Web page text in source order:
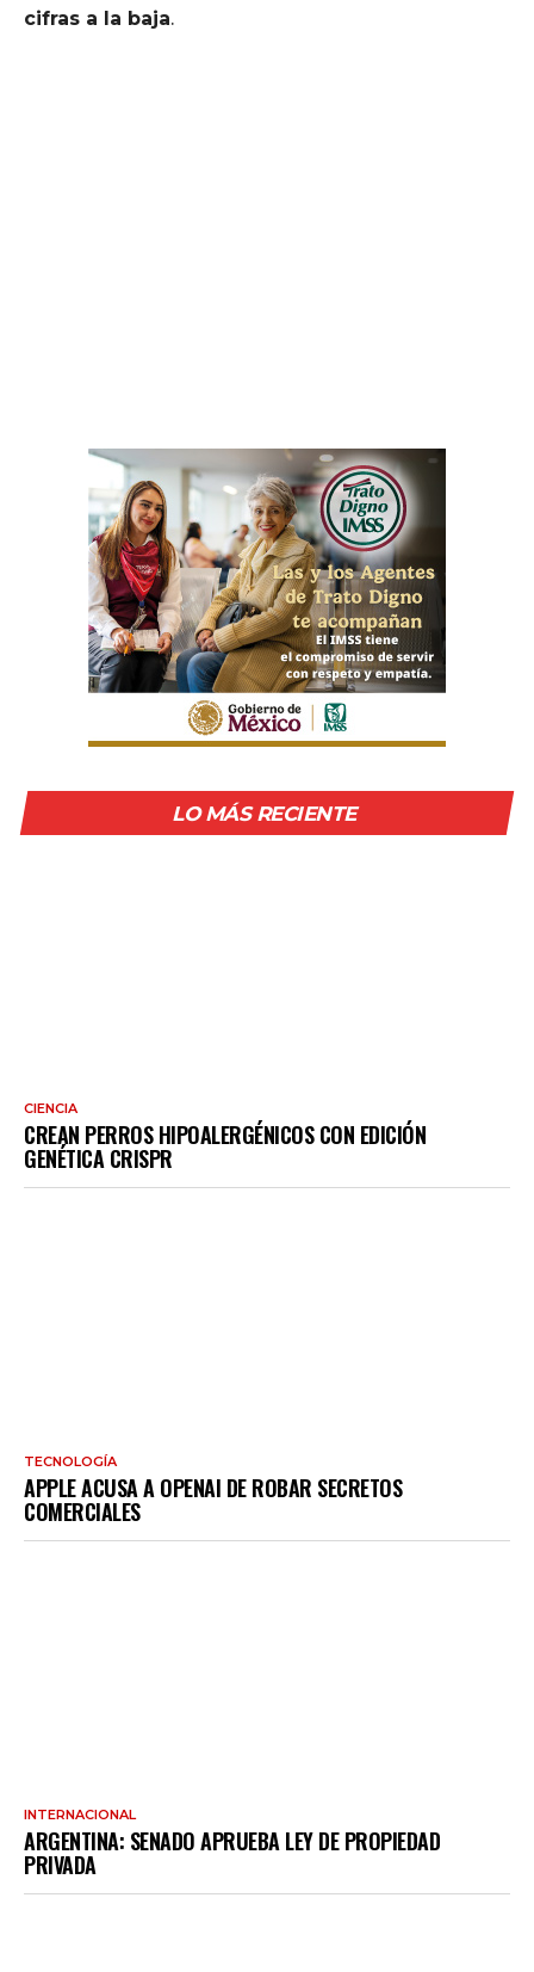
cifras a la baja.
LO MÁS RECIENTE
CIENCIA
CREAN PERROS HIPOALERGÉNICOS CON EDICIÓN
GENÉTICA CRISPR
TECNOLOGÍA
APPLE ACUSA A OPENAI DE ROBAR SECRETOS
COMERCIALES
INTERNACIONAL
ARGENTINA: SENADO APRUEBA LEY DE PROPIEDAD
PRIVADA